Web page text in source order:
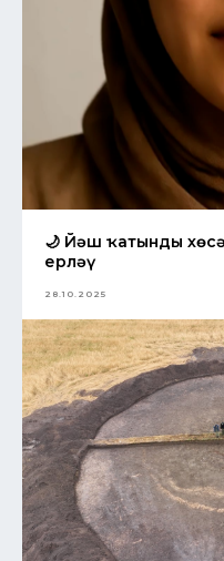
🌙 Йәш ҡатынды
ерләү
28.10.2025